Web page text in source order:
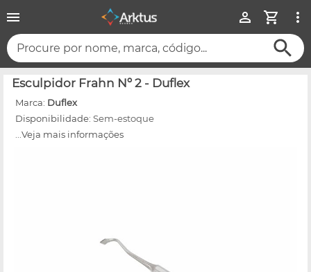
Procure por nome, marca, código...
Esculpidor Frahn Nº 2 - Duflex
Marca: Duflex
Disponibilidade: Sem-estoque
...Veja mais informações